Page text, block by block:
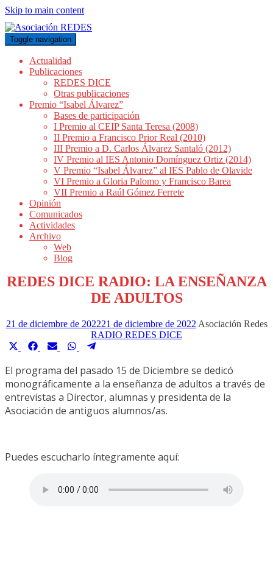
Skip to main content
Toggle navigation
Actualidad
Publicaciones
REDES DICE
Otras publicaciones
Premio “Isabel Álvarez”
Bases de participación
I Premio al CEIP Santa Teresa (2008)
II Premio a Francisco Prior Real (2010)
III Premio a D. Carlos Álvarez Santaló (2012)
IV Premio al IES Antonio Domínguez Ortiz (2014)
V Premio “Isabel Álvarez” al IES Pablo de Olavide
VI Premio a Gloria Palomo y Francisco Barea
VII Premio a Raúl Gómez Ferrete
Opinión
Comunicados
Actividades
Archivo
Web
Blog
REDES DICE RADIO: LA ENSEÑANZA
DE ADULTOS
21 de diciembre de 202221 de diciembre de 2022 Asociación Redes
RADIO REDES DICE
Compartir
X
(Twitter)
Compartir
Facebook
Compartir
Email
Compartir
WhatsApp
Telegram
El programa del pasado 15 de Diciembre se dedicó
monográficamente a la enseñanza de adultos a través de
entrevistas a Director, alumnas y presidenta de la
Asociación de antiguos alumnos/as.
Puedes escucharlo íntegramente aquí: